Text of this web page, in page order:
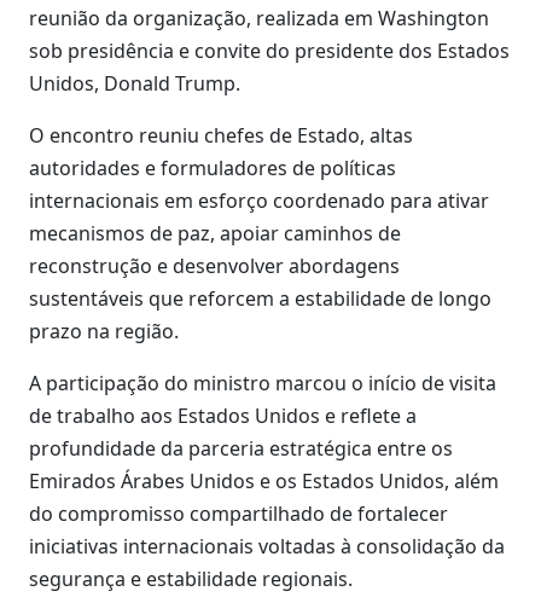
reunião da organização, realizada em Washington
sob presidência e convite do presidente dos Estados
Unidos, Donald Trump.
O encontro reuniu chefes de Estado, altas
autoridades e formuladores de políticas
internacionais em esforço coordenado para ativar
mecanismos de paz, apoiar caminhos de
reconstrução e desenvolver abordagens
sustentáveis que reforcem a estabilidade de longo
prazo na região.
A participação do ministro marcou o início de visita
de trabalho aos Estados Unidos e reflete a
profundidade da parceria estratégica entre os
Emirados Árabes Unidos e os Estados Unidos, além
do compromisso compartilhado de fortalecer
iniciativas internacionais voltadas à consolidação da
segurança e estabilidade regionais.